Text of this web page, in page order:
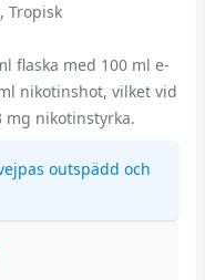
Tropisk
flaska med 100 ml e-
nikotinshot, vilket vid
nikotinstyrka.
outspädd och